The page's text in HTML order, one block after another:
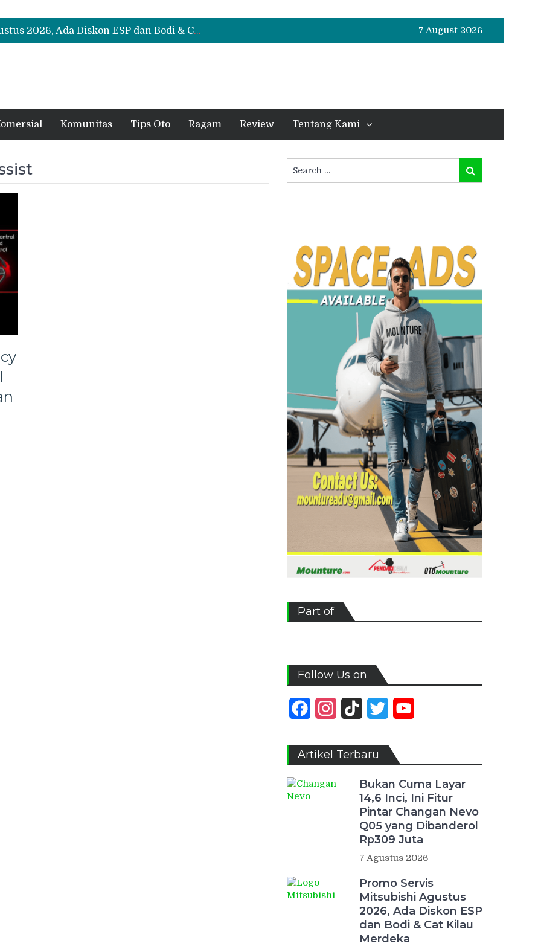
Bukan Cuma Layar 14,6 Inci, Ini Fitur Pintar Changan Nevo Q05 yang Dibanderol Rp309 Juta
Promo Servis Mitsubishi Agustus 2026, Ada Diskon ESP dan Bodi & Cat Kilau Merdeka
Suzuki XL7 Terbaru Jadi Favorit Test Drive di GIIAS 2026, Ini Fitur yang Paling Dipuji
7 August 2026
Komunitas Tips Oto Ragam Review Tentang Kami
for:
Search
Part of
Follow Us on
FacebookInstagram
TikTok Twitter
Artikel Terbaru
Bukan Cuma Layar
14,6 Inci, Ini Fitur
Pintar Changan Nevo
Q05 yang Dibanderol
Rp309 Juta
7 Agustus 2026
Promo Servis
Mitsubishi Agustus
2026, Ada Diskon ESP
dan Bodi & Cat Kilau
Merdeka